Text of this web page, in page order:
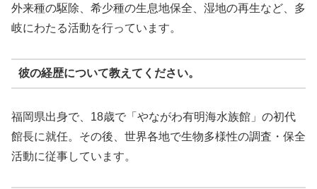
外来種の駆除、希少種の生息地保全、湿地の再生など、多
岐にわたる活動を行っています。
彼の経歴について教えてください。
福岡県出身で、18歳で「やながわ有明海水族館」の初代
館長に就任。その後、世界各地で生物多様性の調査・保全
活動に従事しています。